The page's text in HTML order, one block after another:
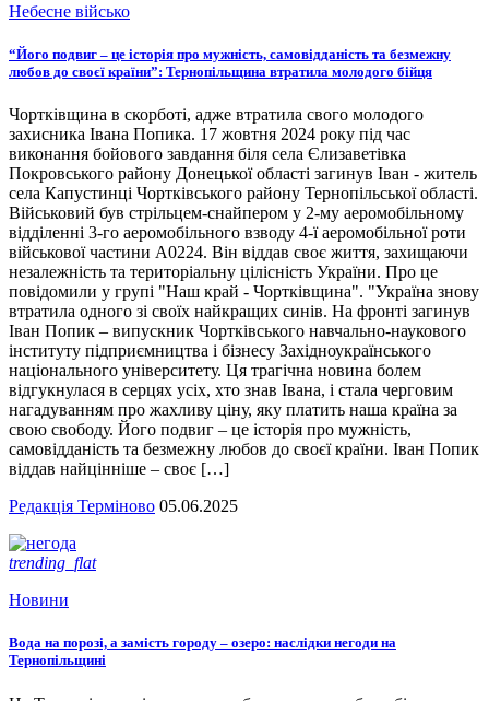
Небесне військо
“Його подвиг – це історія про мужність, самовідданість та безмежну
любов до своєї країни”: Тернопільщина втратила молодого бійця
Чортківщина в скорботі, адже втратила свого молодого
захисника Івана Попика. 17 жовтня 2024 року під час
виконання бойового завдання біля села Єлизаветівка
Покровського району Донецької області загинув Іван - житель
села Капустинці Чортківського району Тернопільської області.
Військовий був стрільцем-снайпером у 2-му аеромобільному
відділенні 3-го аеромобільного взводу 4-ї аеромобільної роти
військової частини А0224. Він віддав своє життя, захищаючи
незалежність та територіальну цілісність України. Про це
повідомили у групі "Наш край - Чортківщина". "Україна знову
втратила одного зі своїх найкращих синів. На фронті загинув
Іван Попик – випускник Чортківського навчально-наукового
інституту підприємництва і бізнесу Західноукраїнського
національного університету. Ця трагічна новина болем
відгукнулася в серцях усіх, хто знав Івана, і стала черговим
нагадуванням про жахливу ціну, яку платить наша країна за
свою свободу. Його подвиг – це історія про мужність,
самовідданість та безмежну любов до своєї країни. Іван Попик
віддав найцінніше – своє […]
Редакція Терміново 05.06.2025
trending_flat
Новини
Вода на порозі, а замість городу – озеро: наслідки негоди на
Тернопільщині